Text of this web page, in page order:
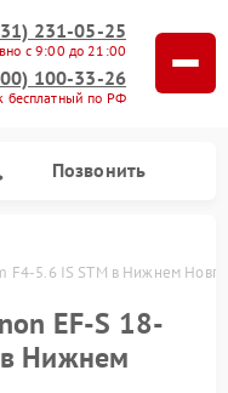
231-05-25
с 9:00 до 21:00
100-33-26
бесплатный по РФ
Позвонить
F4-5.6 IS STM в Нижнем
EF-S 18-
Нижнем